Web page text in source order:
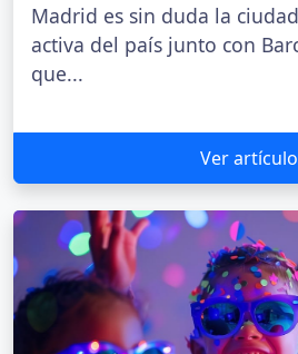
Madrid es sin duda la
activa del país junto con
que...
Ver artículo